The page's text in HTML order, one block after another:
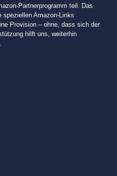
Partnerprogramm teil. Das
speziellen Amazon-Links
Provision – ohne, dass sich der
hilft uns, weiterhin